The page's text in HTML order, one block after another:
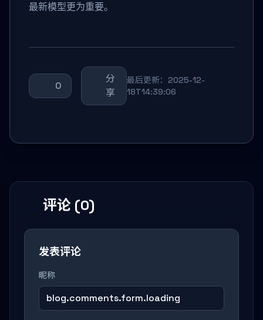
最新模型更为重要。
0
分
享
最后更新：2025-12-
18T14:39:06
评论 (0)
发表评论
昵称
blog.comments.form.loading